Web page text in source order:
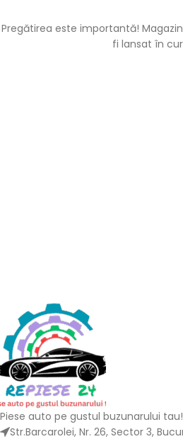
Pregătirea este importantă!
fi lansat în
Piese auto pe gustul buzunarului tau!
Str.Barcarolei, Nr. 26, Sector 3,